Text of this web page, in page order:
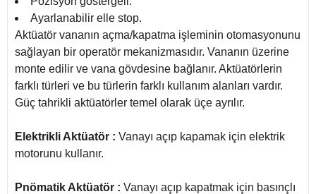
Ayarlanabilir elle stop.
Aktüatör vananın açma/kapatma işleminin otomasyonunu
sağlayan bir operatör mekanizmasıdır. Vananın üzerine
monte edilir ve vana gövdesine bağlanır. Aktüatörlerin
farklı türleri ve bu türlerin farklı kullanım alanları vardır.
Güç tahrikli aktüatörler temel olarak üçe ayrılır.
Elektrikli Aktüatör : Vanayı açıp kapamak için elektrik
motorunu kullanır.
Pnömatik Aktüatör : Vanayı açıp kapatmak için basınçlı